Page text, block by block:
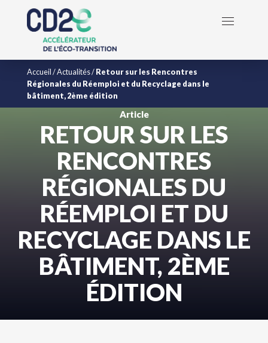
Accueil/Actualités/Retour sur les Rencontres
Régionales du Réemploi et du Recyclage dans le
bâtiment, 2ème édition
Article
RETOUR SUR LES
RENCONTRES
RÉGIONALES DU
RÉEMPLOI ET DU
RECYCLAGE DANS LE
BÂTIMENT, 2ÈME
ÉDITION